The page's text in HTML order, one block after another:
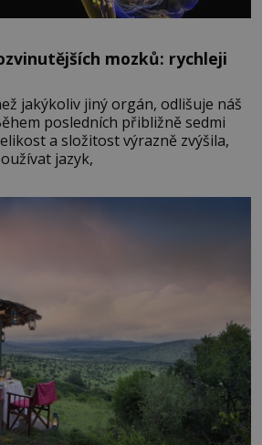
mozků: rychleji
jakýkoliv jiný orgán, odlišuje náš
posledních přibližně sedmi
a složitost výrazně zvýšila,
jazyk,